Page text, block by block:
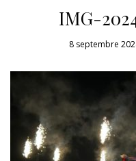
IMG-
8 septembre